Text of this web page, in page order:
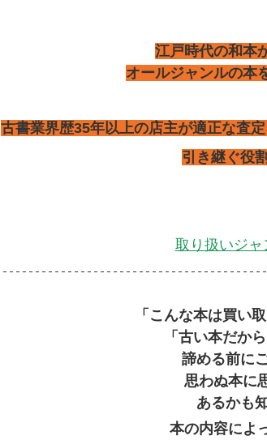
江戸時代の和本
オールジャンルの本
古書業界歴35年以上の店主が適正な査
引き継ぐ役
取り扱いジャ
「こんな本は買い
「古い本だか
諦める前に
思わぬ本に
あるかも
本の内容によ